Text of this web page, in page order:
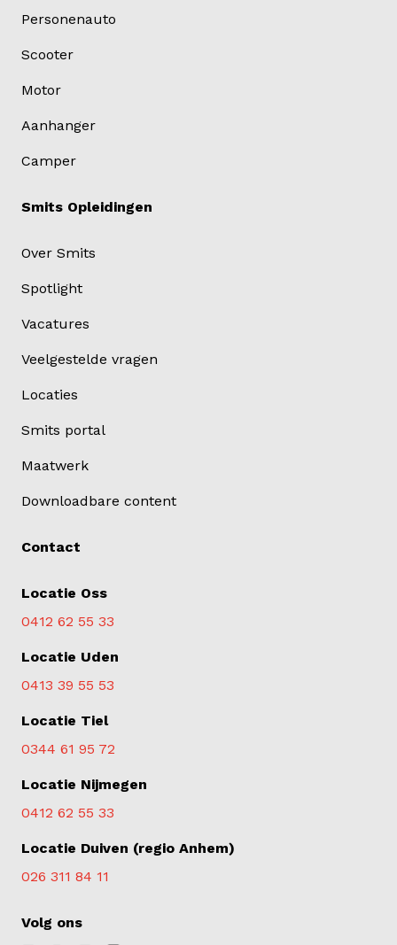
Personenauto
Scooter
Motor
Aanhanger
Camper
Smits Opleidingen
Over Smits
Spotlight
Vacatures
Veelgestelde vragen
Locaties
Smits portal
Maatwerk
Downloadbare content
Contact
Locatie Oss
0412 62 55 33
Locatie Uden
0413 39 55 53
Locatie Tiel
0344 61 95 72
Locatie Nijmegen
0412 62 55 33
Locatie Duiven (regio Anhem)
026 311 84 11
Volg ons